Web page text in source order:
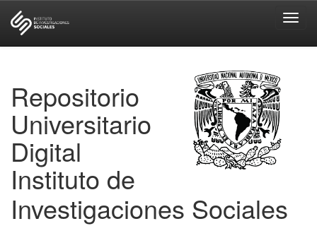
Repositorio
Universitario
Digital
Instituto de
Investigaciones Sociales